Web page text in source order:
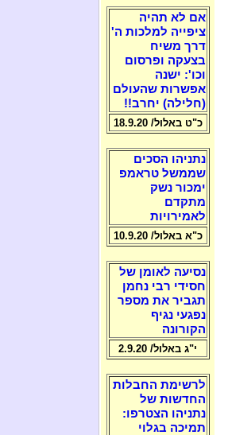
אם לא תהיה
ציפייה למלכות ה'
דרך משיח
בצעקה ופרסום
וכו': ישנה
אפשרות שהעולם
(חלילה) יחרב!!
כ"ט באלול/ 18.9.20
נתניהו הסכים
שממשל טראמפ
ימכור נשק
מתקדם
לאמירויות
כ"א באלול/ 10.9.20
נסיעה לאומן של
חסידי רבי נחמן
תגביר את מספר
נפגעי נגיף
הקורונה
י"ג באלול/ 2.9.20
לרשימת החבלות
החדשות של
נתניהו הצטרפו:
תמיכה בגלוי